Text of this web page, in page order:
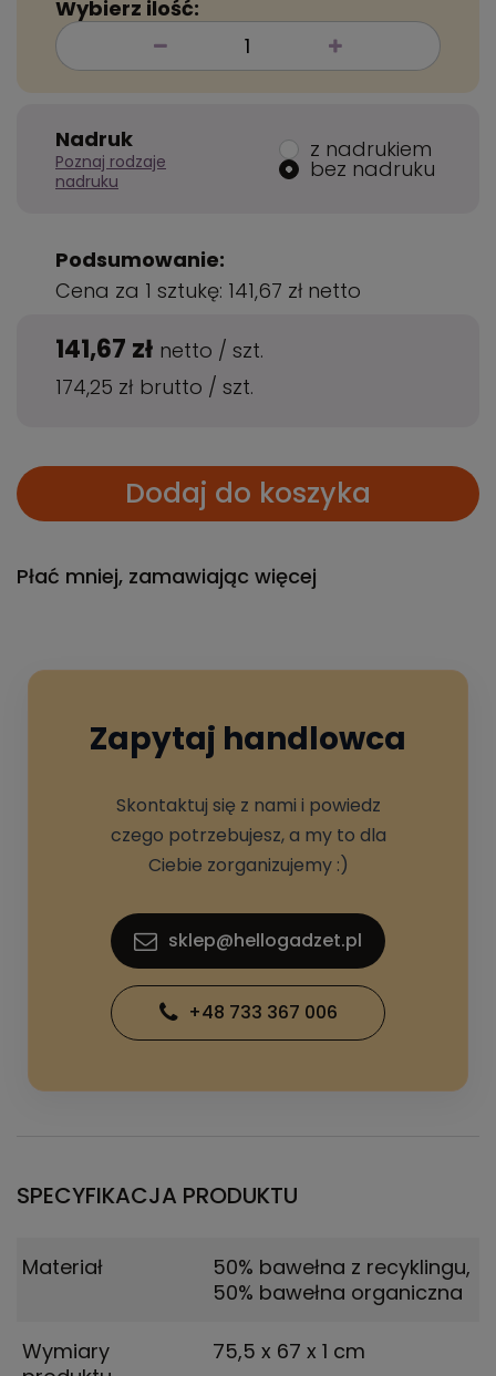
Wybierz ilość:
Nadruk
Poznaj rodzaje
nadruku
z nadrukiem
bez nadruku
Podsumowanie:
Cena za 1 sztukę: 141,67 zł netto
141,67 zł netto / szt.
174,25 zł brutto / szt.
Dodaj do koszyka
Płać mniej, zamawiając więcej
Zapytaj handlowca
Skontaktuj się z nami i powiedz
czego potrzebujesz, a my to dla
Ciebie zorganizujemy :)
sklep@hellogadzet.pl
+48 733 367 006
SPECYFIKACJA PRODUKTU
Materiał
50% bawełna z recyklingu,
50% bawełna organiczna
Wymiary
75,5 x 67 x 1 cm